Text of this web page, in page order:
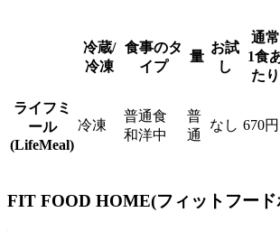
冷蔵/
冷凍
食事のタ
イプ
量
お試
し
通常
1食
たり
ライフミ
ール
(LifeMeal)
冷凍
普通食
和洋中
普
通
なし 670円
FIT FOOD HOME(フィットフード